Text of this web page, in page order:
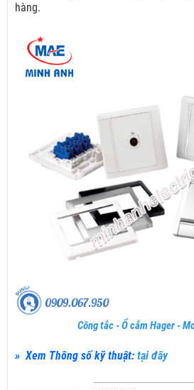
hàng.
Công tắc - Ổ cắm Hager -
» Xem Thông số kỹ thuật: tại đây